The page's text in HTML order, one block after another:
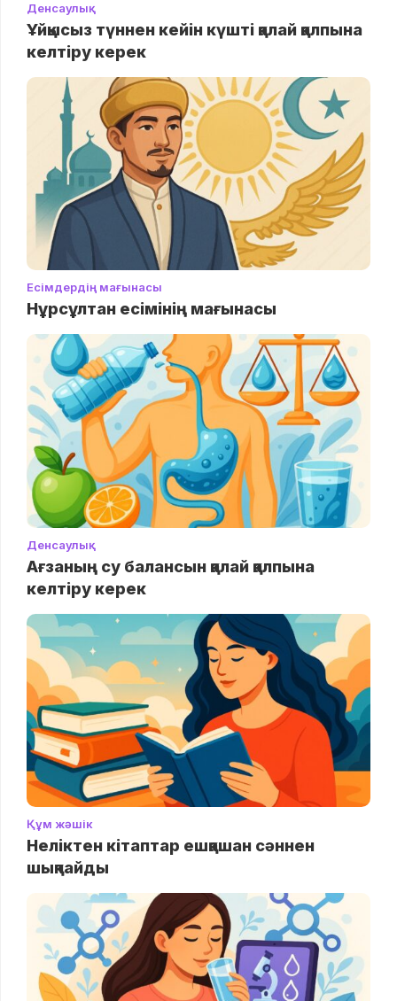
Денсаулық
Ұйқысыз түннен кейін күшті қалай қалпына
келтіру керек
Есімдердің мағынасы
Нұрсұлтан есімінің мағынасы
Денсаулық
Ағзаның су балансын қалай қалпына
келтіру керек
Құм жәшік
Неліктен кітаптар ешқашан сәннен
шықпайды